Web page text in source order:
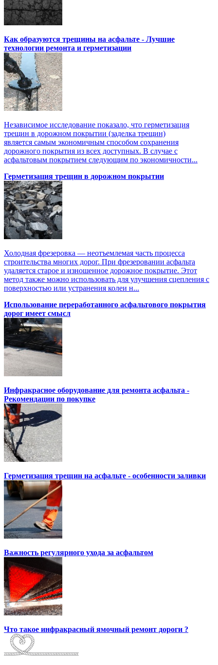
Как образуются трещины на асфальте - Лучшие
технологии ремонта и герметизации
Независимое исследование показало, что герметизация
трещин в дорожном покрытии (заделка трещин)
является самым экономичным способом сохранения
дорожного покрытия из всех доступных. В случае с
асфальтовым покрытием следующим по экономичности...
Герметизация трещин в дорожном покрытии
Холодная фрезеровка — неотъемлемая часть процесса
строительства многих дорог. При фрезеровании асфальта
удаляется старое и изношенное дорожное покрытие. Этот
метод также можно использовать для улучшения сцепления с
поверхностью или устранения колеи н...
Использование переработанного асфальтового покрытия
дорог имеет смысл
Инфракрасное оборудование для ремонта асфальта -
Рекомендации по покупке
Герметизация трещин на асфальте - особенности заливки
Важность регулярного ухода за асфальтом
Что такое инфракрасный ямочный ремонт дороги ?